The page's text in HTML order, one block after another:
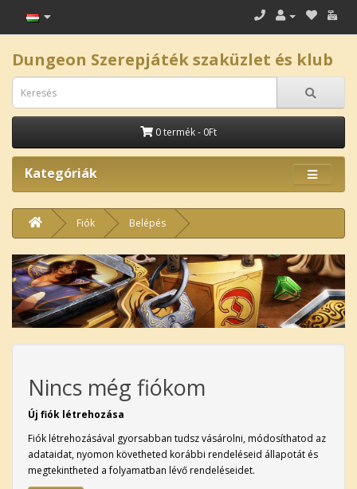
Dungeon Szerepjáték szaküzlet és klub
0 termék - 0Ft
Kategóriák
Fiók Belépés
Nincs még fiókom
Új fiók létrehozása
Fiók létrehozásával gyorsabban tudsz vásárolni, módosíthatod az
adataidat, nyomon követheted korábbi rendeléseid állapotát és
megtekintheted a folyamatban lévő rendeléseidet.